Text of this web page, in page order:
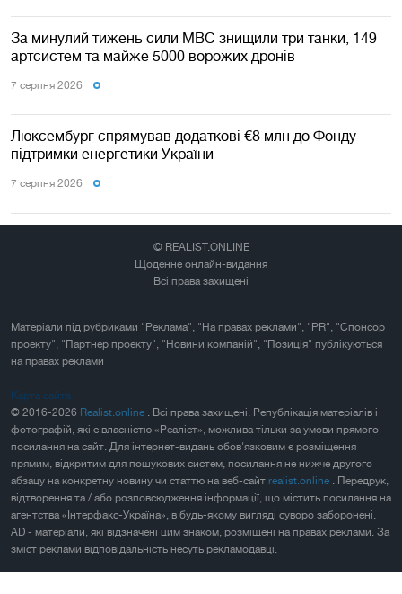
За минулий тижень сили МВС знищили три танки, 149
артсистем та майже 5000 ворожих дронів
7 серпня 2026
Люксембург спрямував додаткові €8 млн до Фонду
підтримки енергетики України
7 серпня 2026
© REALIST.ONLINE
Щоденне онлайн-видання
Всі права захищені
Матеріали під рубриками "Реклама", "На правах реклами", "PR", "Спонсор
проекту", "Партнер проекту", "Новини компаній", "Позиція" публікуються
на правах реклами
Карта сайта
© 2016-2026 Realist.online . Всі права захищені. Републікація матеріалів і
фотографій, які є власністю «Реаліст», можлива тільки за умови прямого
посилання на сайт. Для інтернет-видань обов'язковим є розміщення
прямим, відкритим для пошукових систем, посилання не нижче другого
абзацу на конкретну новину чи статтю на веб-сайт realist.online . Передрук,
відтворення та / або розповсюдження інформації, що містить посилання на
агентства «Інтерфакс-Україна», в будь-якому вигляді суворо заборонені.
AD - матеріали, які відзначені цим знаком, розміщені на правах реклами. За
зміст реклами відповідальність несуть рекламодавці.